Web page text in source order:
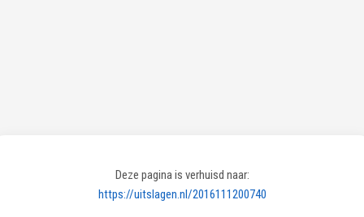
Deze pagina is verhuisd naar:
https://uitslagen.nl/2016111200740